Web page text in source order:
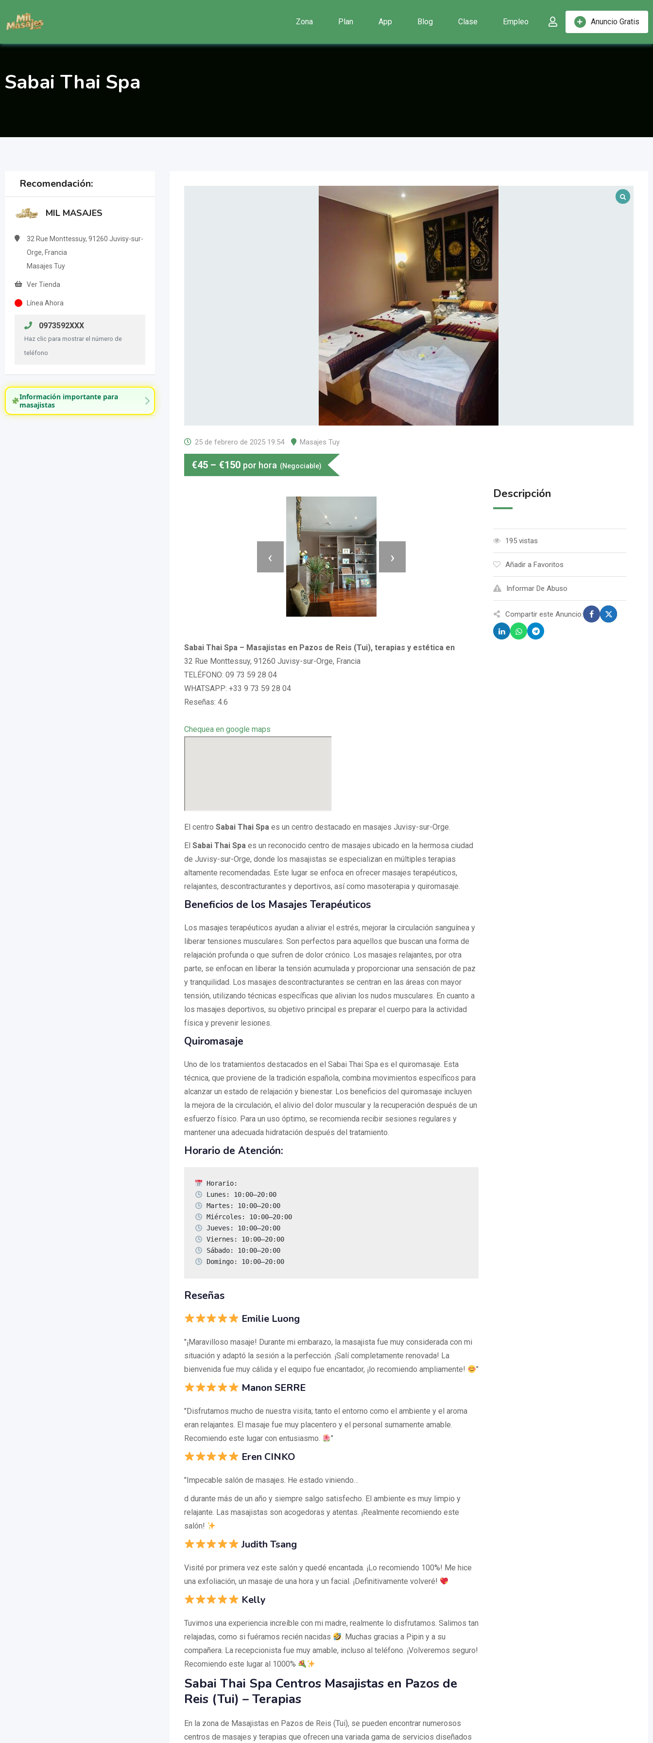
contenido
Anuncio Gratis
Zona Plan App Blog Clase Empleo
Sabai Thai Spa
Recomendación:
MIL MASAJES
32 Rue Monttessuy, 91260 Juvisy-sur-
Orge, Francia
Masajes Tuy
Ver Tienda
Línea Ahora
0973592XXX
Haz clic para mostrar el número de
teléfono
Información importante para
masajistas
25 de febrero de 2025 19:54 Masajes Tuy
€45 – €150 por hora (Negociable)
‹ ›
Sabai Thai Spa – Masajistas en Pazos de Reis (Tui), terapias y estética en
32 Rue Monttessuy, 91260 Juvisy-sur-Orge, Francia
TELÉFONO: 09 73 59 28 04
WHATSAPP: +33 9 73 59 28 04
Reseñas: 4.6
Chequea en google maps
El centro Sabai Thai Spaes un centro destacado en masajes Juvisy-sur-Orge.
El Sabai Thai Spaes un reconocido centro de masajes ubicado en la hermosa ciudad
de Juvisy-sur-Orge, donde los masajistas se especializan en múltiples terapias
altamente recomendadas. Este lugar se enfoca en ofrecer masajes terapéuticos,
relajantes, descontracturantes y deportivos, así como masoterapia y quiromasaje.
Beneficios de los Masajes Terapéuticos
Los masajes terapéuticos ayudan a aliviar el estrés, mejorar la circulación sanguínea y
liberar tensiones musculares. Son perfectos para aquellos que buscan una forma de
relajación profunda o que sufren de dolor crónico. Los masajes relajantes, por otra
parte, se enfocan en liberar la tensión acumulada y proporcionar una sensación de paz
y tranquilidad. Los masajes descontracturantes se centran en las áreas con mayor
tensión, utilizando técnicas específicas que alivian los nudos musculares. En cuanto a
los masajes deportivos, su objetivo principal es preparar el cuerpo para la actividad
física y prevenir lesiones.
Quiromasaje
Uno de los tratamientos destacados en el Sabai Thai Spa es el quiromasaje. Esta
técnica, que proviene de la tradición española, combina movimientos específicos para
alcanzar un estado de relajación y bienestar. Los beneficios del quiromasaje incluyen
la mejora de la circulación, el alivio del dolor muscular y la recuperación después de un
esfuerzo físico. Para un uso óptimo, se recomienda recibir sesiones regulares y
mantener una adecuada hidratación después del tratamiento.
Horario de Atención:
Lunes: 10:00–20:00
Martes: 10:00–20:00
Miércoles: 10:00–20:00
Jueves: 10:00–20:00
Viernes: 10:00–20:00
Sábado: 10:00–20:00
Domingo: 10:00–20:00
Reseñas
Emilie Luong
"¡Maravilloso masaje! Durante mi embarazo, la masajista fue muy considerada con mi
situación y adaptó la sesión a la perfección. ¡Salí completamente renovada! La
bienvenida fue muy cálida y el equipo fue encantador, ¡lo recomiendo ampliamente!
"
Manon SERRE
"Disfrutamos mucho de nuestra visita; tanto el entorno como el ambiente y el aroma
eran relajantes. El masaje fue muy placentero y el personal sumamente amable.
Recomiendo este lugar con entusiasmo.
"
Eren CINKO
"Impecable salón de masajes. He estado viniendo…
d durante más de un año y siempre salgo satisfecho. El ambiente es muy limpio y
relajante. Las masajistas son acogedoras y atentas. ¡Realmente recomiendo este
salón!
Judith Tsang
Visité por primera vez este salón y quedé encantada. ¡Lo recomiendo 100%! Me hice
una exfoliación, un masaje de una hora y un facial. ¡Definitivamente volveré!
Kelly
Tuvimos una experiencia increíble con mi madre, realmente lo disfrutamos. Salimos tan
relajadas, como si fuéramos recién nacidas
. Muchas gracias a Pipin y a su
compañera. La recepcionista fue muy amable, incluso al teléfono. ¡Volveremos seguro!
Recomiendo este lugar al 1000%
Sabai Thai Spa Centros Masajistas en Pazos de
Reis (Tui) – Terapias
En la zona de Masajistas en Pazos de Reis (Tui), se pueden encontrar numerosos
centros de masajes y terapias que ofrecen una variada gama de servicios diseñados
Descripción
195 vistas
Añadir a Favoritos
Informar De Abuso
Compartir este Anuncio: